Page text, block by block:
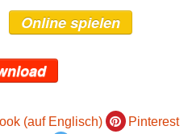
Online spielen
(auf Englisch)
Pinterest